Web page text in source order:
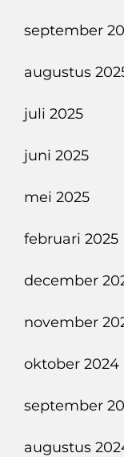
september
augustus
juli 2025
juni 2025
mei 2025
februari 2025
december
november
oktober 2024
september
augustus